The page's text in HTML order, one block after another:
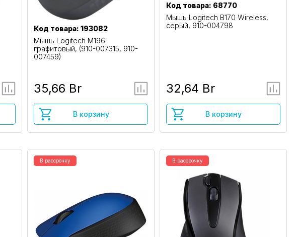
Код товара: 193082
Мышь Logitech M196
графитовый, (910-007315, 910-
007459)
35,66 Br
В корзину
Код товара: 68770
Мышь Logitech B170 Wireless,
серый, 910-004798
32,64 Br
В корзину
В рассрочку В рассрочку